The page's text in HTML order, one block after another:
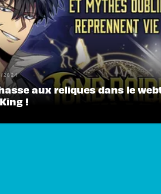
2024
aux reliques dans le
!